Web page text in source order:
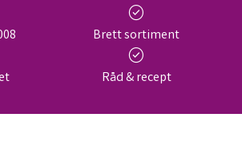
check_circle
Brett sortiment
check_circle
Råd & recept